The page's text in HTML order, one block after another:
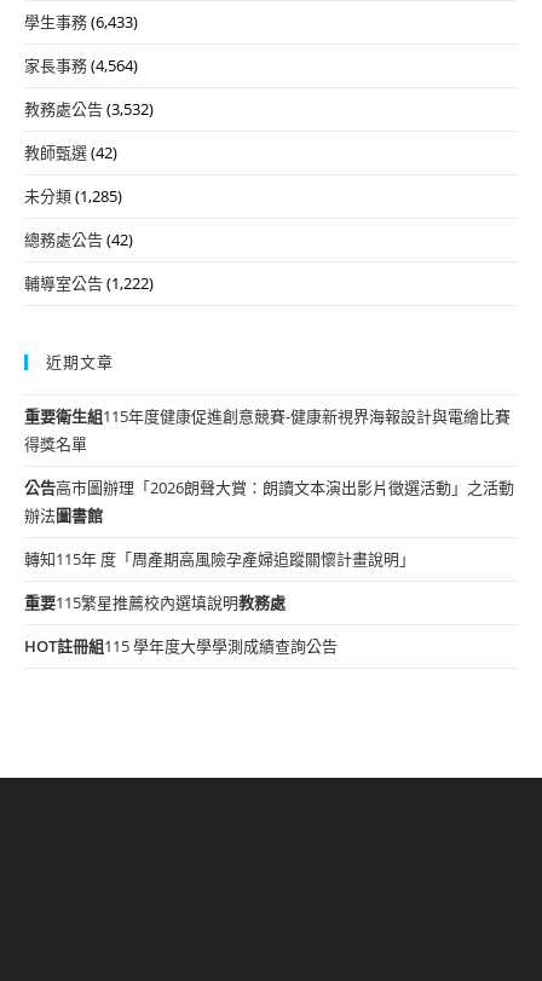
學生事務(6,433)
家長事務(4,564)
教務處公告(3,532)
教師甄選(42)
未分類(1,285)
總務處公告(42)
輔導室公告(1,222)
近期文章
重要衛生組115年度健康促進創意競賽-健康新視界海報設計與電繪比賽
得獎名單
公告高市圖辦理「2026朗聲大賞：朗讀文本演出影片徵選活動」之活動
辦法圖書館
轉知115年 度「周產期高風險孕產婦追蹤關懷計畫說明」
重要115繁星推薦校內選填說明教務處
HOT註冊組115 學年度大學學測成績查詢公告